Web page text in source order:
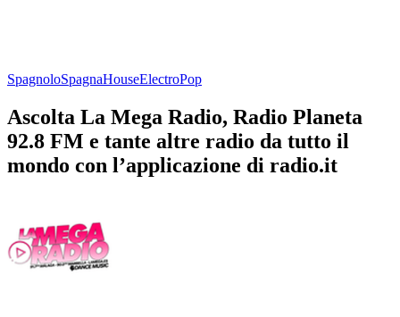
SpagnoloSpagnaHouseElectroPop
Ascolta La Mega Radio, Radio Planeta
92.8 FM e tante altre radio da tutto il
mondo con l’applicazione di radio.it